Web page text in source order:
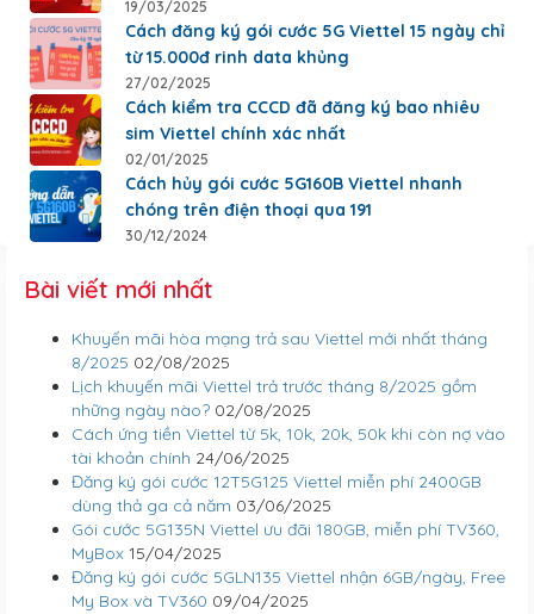
19/03/2025
Cách đăng ký gói cước 5G Viettel 15 ngày chỉ
từ 15.000đ rinh data khủng
27/02/2025
Cách kiểm tra CCCD đã đăng ký bao nhiêu
sim Viettel chính xác nhất
02/01/2025
Cách hủy gói cước 5G160B Viettel nhanh
chóng trên điện thoại qua 191
30/12/2024
Bài viết mới nhất
Khuyến mãi hòa mạng trả sau Viettel mới nhất tháng
8/2025 02/08/2025
Lịch khuyến mãi Viettel trả trước tháng 8/2025 gồm
những ngày nào? 02/08/2025
Cách ứng tiền Viettel từ 5k, 10k, 20k, 50k khi còn nợ vào
tài khoản chính 24/06/2025
Đăng ký gói cước 12T5G125 Viettel miễn phí 2400GB
dùng thả ga cả năm 03/06/2025
Gói cước 5G135N Viettel ưu đãi 180GB, miễn phí TV360,
MyBox 15/04/2025
Đăng ký gói cước 5GLN135 Viettel nhận 6GB/ngày, Free
My Box và TV360 09/04/2025